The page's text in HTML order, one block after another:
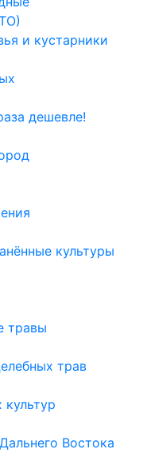
и кустарники
дешевле!
культуры
травы
трав
Востока